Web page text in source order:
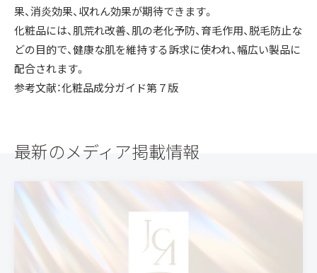
果、消炎効果、収れん効果が期待できます。
化粧品には、肌荒れ改善、肌の老化予防、育毛作用、脱毛防止な
どの目的で、健康な肌を維持する訴求に使われ、幅広い製品に
配合されます。
参考文献：化粧品成分ガイド第７版
最新のメディア掲載情報